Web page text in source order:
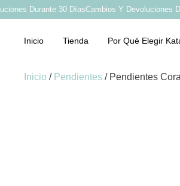
Durante 30 DíasCambios Y Devoluciones
Inicio Tienda Por Qué Elegir
Inicio / Pendientes / Pendientes